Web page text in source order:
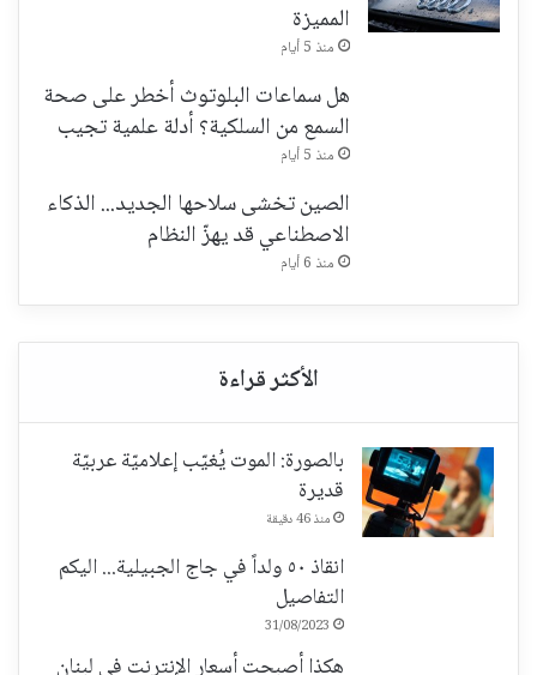
المميزة
منذ 5 أيام
هل سماعات البلوتوث أخطر على صحة
السمع من السلكية؟ أدلة علمية تجيب
منذ 5 أيام
الصين تخشى سلاحها الجديد... الذكاء
الاصطناعي قد يهزّ النظام
منذ 6 أيام
بالصورة: الموت يُغيّب إعلاميّة عربيّة
قديرة
منذ 46 دقيقة
انقاذ ٥٠ ولداً في جاج الجبيلية... اليكم
التفاصيل
31/08/2023
هكذا أصبحت أسعار الإنترنت في لبنان